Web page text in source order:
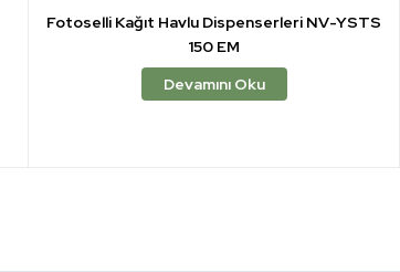
Fotoselli Kağıt Havlu Dispenserleri NV-YSTS
150 EM
Devamını Oku